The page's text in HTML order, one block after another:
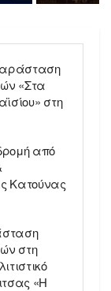
«Στα
στη
από
Κατούνας
στη
«Η